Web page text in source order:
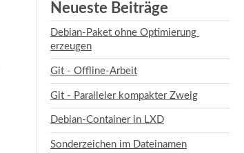
Neueste Beiträge
Debian-Paket ohne Optimierung
erzeugen
Git - Offline-Arbeit
Git - Paralleler kompakter Zweig
Debian-Container in LXD
Sonderzeichen im Dateinamen